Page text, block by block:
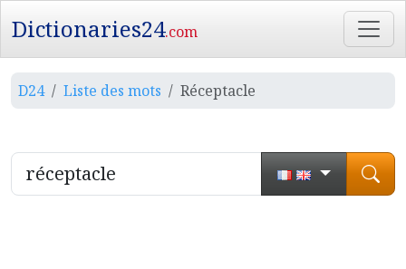
Dictionaries24.com
D24 Liste des mots Réceptacle